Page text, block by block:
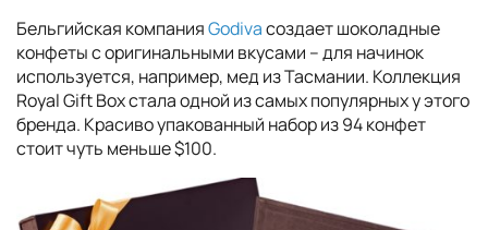
Бельгийская компанияGodivaсоздает шоколадные
конфеты с оригинальными вкусами – для начинок
используется, например, мед из Тасмании. Коллекция
Royal Gift Box стала одной из самых популярных у этого
бренда. Красиво упакованный набор из 94 конфет
стоит чуть меньше $100.